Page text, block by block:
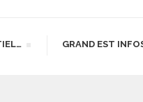
GRAND EST